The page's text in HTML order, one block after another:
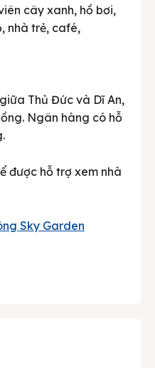
cây xanh, hồ bơi,
nhà trẻ, café,
Thủ Đức và Dĩ An,
Ngân hàng có hỗ
được hỗ trợ xem nhà
Sky Garden